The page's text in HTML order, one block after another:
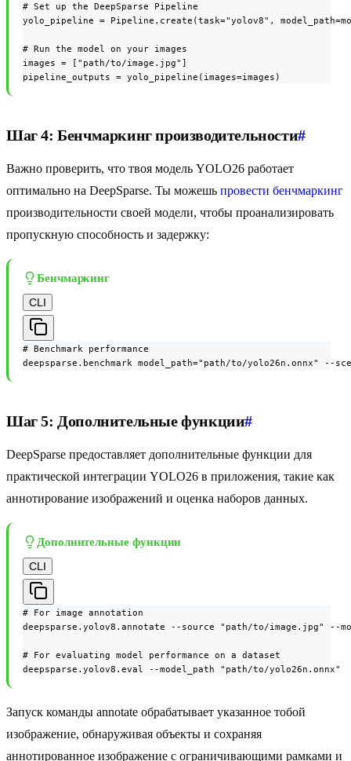
# Set up the DeepSparse Pipeline
yolo_pipeline = Pipeline.create(task="yolov8",
# Run the model on your images
images = ["path/to/image.jpg"]
pipeline_outputs = yolo_pipeline(images=images)
Шаг 4: Бенчмаркинг производительности#
Важно проверить, что твоя модель YOLO26 работает
оптимально на DeepSparse. Ты можешь провести бенчмаркинг
производительности своей модели, чтобы проанализировать
пропускную способность и задержку:
Бенчмаркинг
CLI
# Benchmark performance
deepsparse.benchmark model_path="path/to/yolo26n.onnx" --
Шаг 5: Дополнительные функции#
DeepSparse предоставляет дополнительные функции для
практической интеграции YOLO26 в приложения, такие как
аннотирование изображений и оценка наборов данных.
Дополнительные функции
CLI
# For image annotation
deepsparse.yolov8.annotate --source "path/to/image.jpg" --
# For evaluating model performance on a dataset
deepsparse.yolov8.eval --model_path "path/to/yolo26n.onnx"
Запуск команды annotate обрабатывает указанное тобой
изображение, обнаруживая объекты и сохраняя
аннотированное изображение с ограничивающими рамками и